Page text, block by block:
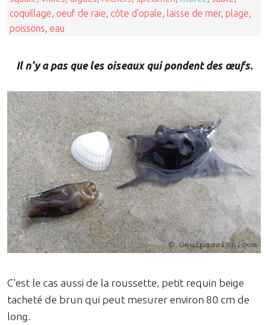
coquillage, oeuf de raie, côte d'opale, laisse de mer, plage,
poissons, eau
Il n'y a pas que les oiseaux qui pondent des œufs.
C'est le cas aussi de la roussette, petit requin beige
tacheté de brun qui peut mesurer environ 80 cm de
long.